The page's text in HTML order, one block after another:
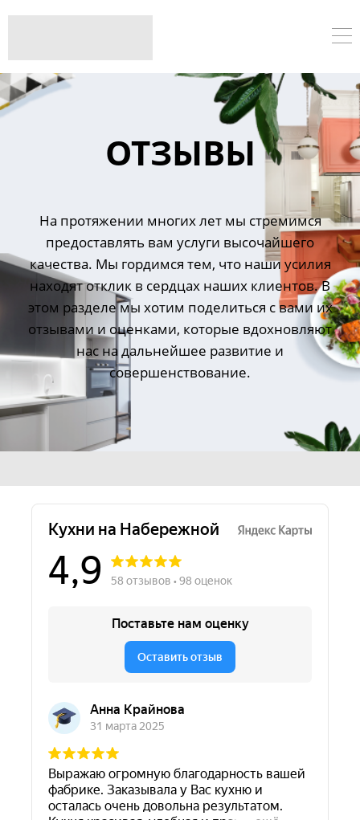
ОТЗЫВЫ
На протяжении многих лет мы стремимся
предоставлять вам услуги высочайшего
качества. Мы гордимся тем, что наши усилия
находят отклик в сердцах наших клиентов. В
этом разделе мы хотим поделиться с вами их
отзывами и оценками, которые вдохновляют
нас на дальнейшее развитие и
совершенствование.